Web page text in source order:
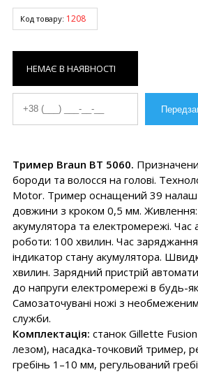
Код товару: 1208
НЕМАЄ В НАЯВНОСТІ
Тример Braun BT 5060.
бороди та волосся на голові.
Motor. Тример оснащений 39
довжини з кроком 0,5 мм. Живлення:
акумулятора та електромережі. Час
роботи: 100 хвилин. Час
індикатор стану акумулятора.
хвилин. Зарядний пристрій
до напруги електромережі в будь-
Самозаточувані ножі з
служби.
Комплектація: станок Gillette
лезом), насадка-точковий тример,
гребінь 1–10 мм, регульований